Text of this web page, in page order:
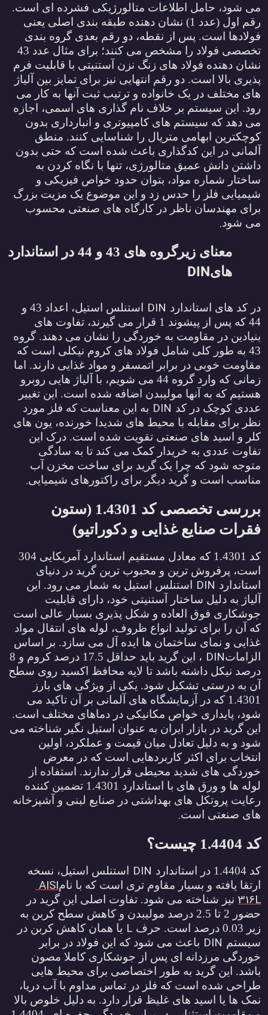
شود، حامل اطلاعات متالورژیکی فشرده ای است.
رقم اول (عدد 1) نشان دهنده طبقه بندی اصلی یعنی
است. پس از نقطه، دو رقم بعدی گروه بندی
تخصصی فولاد را مشخص می کنند؛ برای مثال عدد 43
دهنده فولاد های زنگ نزن آستنیتی با قابلیت فرم
بالا است. دو رقم انتهایی نیز برای تمایز بین آلیاژ
مختلف در یک خانواده و ترتیب ثبت آنها به کار می
این سیستم بر خلاف نام گذاری های اسمی، اجازه
دهد که سیستم های کامپیوتری و انبارداری بدون
ابهامی متریال را شناسایی کنند. منطق
در این کدگذاری باعث شده است که حتی بدون
دانش عمیق متالورژی، تنها با نگاه کردن به
شماره مواد، بتوان حدود خواص فیزیکی و
فلز را حدس زد و این موضوع یک مزیت بزرگ
مهندسان ناظر در کارگاه های صنعتی محسوب
شود.
معنای زیرگروه های 43 و 44 در استاندارد
هایDIN
کد های استانداردDIN
استنلس استیل، اعداد 43 و
44 که پس از پیشوند 1 قرار می گیرند، تفاوت های
در مقاومت به خوردگی را نشان می دهند. گروه
43 به طور کلی شامل فولاد های کروم نیکلی است که
خوبی در برابر اتمسفر و مواد غذایی دارند. اما
زمانی که وارد گروه 44 می شویم، با آلیاژ هایی روبرو
که به آنها مولیبدن اضافه شده است. این تغییر
کوچک در کدDINبه این معناست که فلز مورد
برای مقابله با محیط های شدیدا خورنده، یون های
و اسید های صنعتی تقویت شده است. درک این
عددی به خریدار کمک می کند تا به سادگی
شود که چرا یک گرید برای ساخت مخزن آب
است و گرید دیگر برای راکتورهای شیمیایی.
بررسی تخصصی کد 1.4301 (ستون
صنایع غذایی و دکوراتیو)
کد 1.4301 که معادل مستقیم استاندارد آمریکایی 304
پرفروش ترین و محبوب ترین گرید در دنیای
DINاستنلس استیل به شمار می رود. این
به دلیل ساختار آستنیتی خود، دارای قابلیت
فوق العاده و شکل پذیری بسیار عالی است
آن را برای تولید انواع ظروف، لوله های انتقال مواد
و نمای ساختمان ها ایده آل می سازد. بر اساس
DIN
، این گرید باید حداقل 17.5 درصد کروم و 8
نیکل داشته باشد تا لایه محافظ اکسید روی سطح
به درستی تشکیل شود. یکی از ویژگی های بارز
1.4301 که در آزمایشگاه های آلمانی بر آن تاکید می
پایداری خواص مکانیکی در دماهای مختلف است.
گرید در بازار ایران به عنوان استیل نگیر شناخته می
و به دلیل تعادل میان قیمت و عملکرد، اولین
برای اکثر کاربردهایی است که در معرض
های شدید محیطی قرار ندارند. استفاده از
لوله ها و ورق های با استاندارد 1.4301 تضمین کننده
پروتکل های بهداشتی در صنایع لبنی و آشپزخانه
صنعتی است.
چیست؟
در استاندارد DINاستنلس استیل، نسخه
یافته و بسیار مقاوم تری است که با نامAISI
نیز شناخته می شود. تفاوت اصلی این گرید در
حضور 2 تا 2.5 درصد مولیبدن و کاهش سطح کربن به
0.03 درصد است. حرف
Lیا همان کاهش کربن در
DINباعث می شود که این فولاد در برابر
مرزدانه ای پس از جوشکاری کاملا مصون
این گرید به طور اختصاصی برای محیط هایی
شده است که فلز در تماس مداوم با آب دریا،
ها یا اسید های غلیظ قرار دارد. به دلیل خلوص بالا